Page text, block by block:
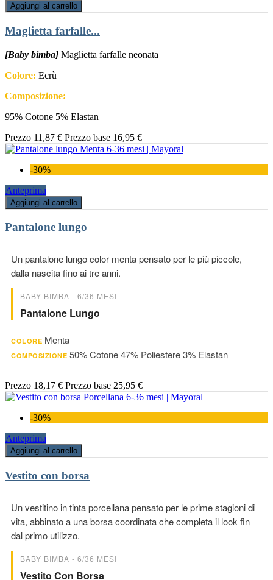
Aggiungi al carrello
Maglietta farfalle...
[Baby bimba] Maglietta farfalle neonata
Colore: Ecrù
Composizione:
95% Cotone 5% Elastan
Prezzo 11,87 € Prezzo base 16,95 €
-30%
Anteprima
Aggiungi al carrello
Pantalone lungo
Un pantalone lungo color menta pensato per le più piccole,
dalla nascita fino ai tre anni.
BABY BIMBA - 6/36 MESI
Pantalone Lungo
COLORE Menta
COMPOSIZIONE 50% Cotone 47% Poliestere 3% Elastan
Prezzo 18,17 € Prezzo base 25,95 €
-30%
Anteprima
Aggiungi al carrello
Vestito con borsa
Un vestitino in tinta porcellana pensato per le prime stagioni di
vita, abbinato a una borsa coordinata che completa il look fin
dal primo utilizzo.
BABY BIMBA - 6/36 MESI
Vestito Con Borsa